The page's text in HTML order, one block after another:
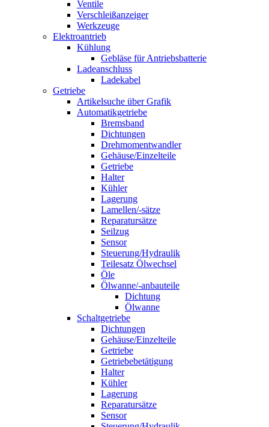
Ventile
Verschleißanzeiger
Werkzeuge
Elektroantrieb
Kühlung
Gebläse für Antriebsbatterie
Ladeanschluss
Ladekabel
Getriebe
Artikelsuche über Grafik
Automatikgetriebe
Bremsband
Dichtungen
Drehmomentwandler
Gehäuse/Einzelteile
Getriebe
Halter
Kühler
Lagerung
Lamellen/-sätze
Reparatursätze
Seilzug
Sensor
Steuerung/Hydraulik
Teilesatz Ölwechsel
Öle
Ölwanne/-anbauteile
Dichtung
Ölwanne
Schaltgetriebe
Dichtungen
Gehäuse/Einzelteile
Getriebe
Getriebebetätigung
Halter
Kühler
Lagerung
Reparatursätze
Sensor